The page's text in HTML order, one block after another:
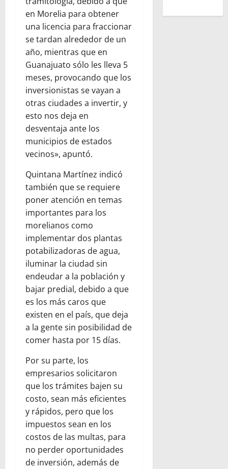
en Morelia para obtener
una licencia para fraccionar
se tardan alrededor de un
año, mientras que en
Guanajuato sólo les lleva 5
meses, provocando que los
inversionistas se vayan a
otras ciudades a invertir, y
esto nos deja en
desventaja ante los
municipios de estados
vecinos», apuntó.
Quintana Martínez indicó
también que se requiere
poner atención en temas
importantes para los
morelianos como
implementar dos plantas
potabilizadoras de agua,
iluminar la ciudad sin
endeudar a la población y
bajar predial, debido a que
es los más caros que
existen en el país, que deja
a la gente sin posibilidad de
comer hasta por 15 días.
Por su parte, los
empresarios solicitaron
que los trámites bajen su
costo, sean más eficientes
y rápidos, pero que los
impuestos sean en los
costos de las multas, para
no perder oportunidades
de inversión, además de